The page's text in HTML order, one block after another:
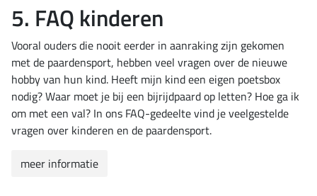
5. FAQ kinderen
Vooral ouders die nooit eerder in aanraking zijn gekomen
met de paardensport, hebben veel vragen over de nieuwe
hobby van hun kind. Heeft mijn kind een eigen poetsbox
nodig? Waar moet je bij een bijrijdpaard op letten? Hoe ga ik
om met een val? In ons FAQ-gedeelte vind je veelgestelde
vragen over kinderen en de paardensport.
meer informatie